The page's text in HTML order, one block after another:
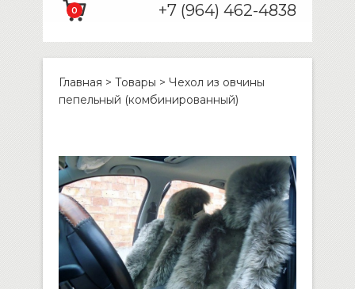
0 +7 (964) 462-4838
Главная > Товары > Чехол из овчины
пепельный (комбинированный)